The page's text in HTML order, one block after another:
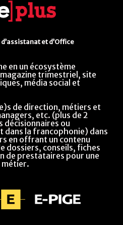
et d’Office
en un écosystème
trimestriel, site
média social et
de direction, métiers et
etc. (plus de 2
décisionnaires ou
dans la francophonie) dans
en offrant un contenu
dossiers, conseils, fiches
de prestataires pour une
métier.